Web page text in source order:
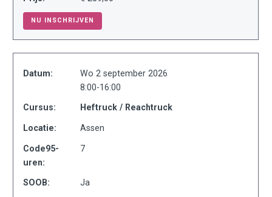
NU INSCHRIJVEN
Datum:
Wo 2 september 2026
8:00-16:00
Cursus: Heftruck / Reachtruck
Locatie: Assen
Code95-
uren:
7
SOOB: Ja